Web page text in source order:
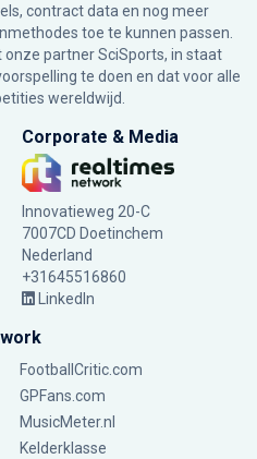
contract data en nog meer
toe te kunnen passen.
partner SciSports, in staat
te doen en dat voor alle
wereldwijd.
Corporate & Media
Innovatieweg 20-C
7007CD Doetinchem
Nederland
+31645516860
LinkedIn
FootballCritic.com
GPFans.com
MusicMeter.nl
Kelderklasse